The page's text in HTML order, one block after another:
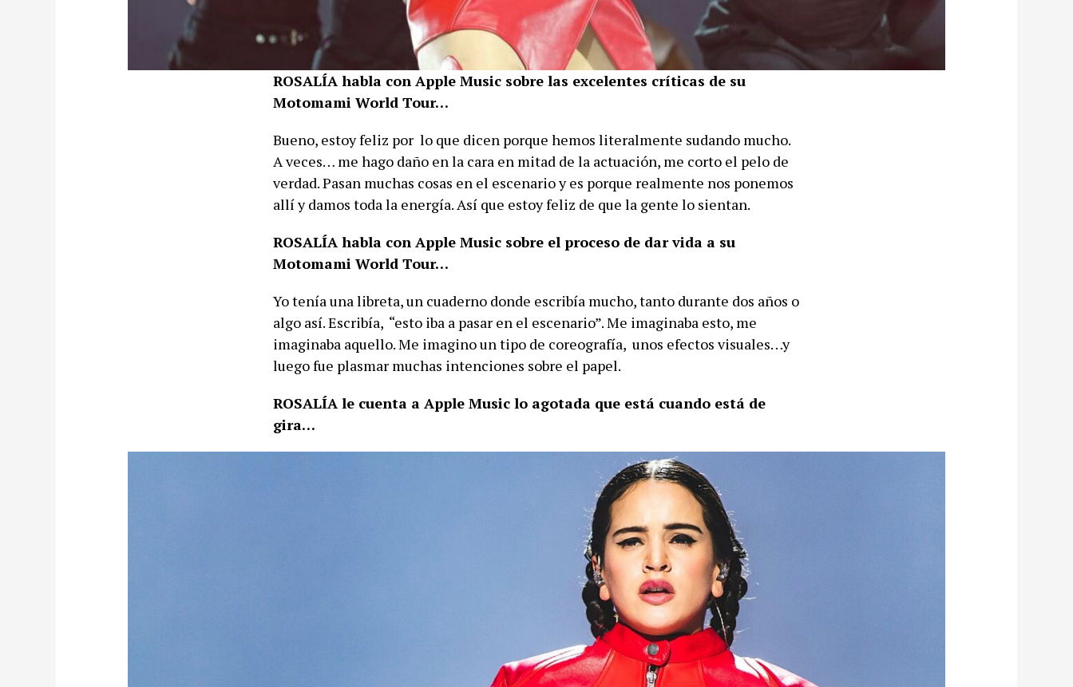
ROSALÍA habla con Apple Music sobre las excelentes críticas de su
Motomami World Tour…
Bueno, estoy feliz por lo que dicen porque hemos literalmente sudando mucho.
A veces… me hago daño en la cara en mitad de la actuación, me corto el pelo de
verdad. Pasan muchas cosas en el escenario y es porque realmente nos ponemos
allí y damos toda la energía. Así que estoy feliz de que la gente lo sientan.
ROSALÍA habla con Apple Music sobre el proceso de dar vida a su
Motomami World Tour…
Yo tenía una libreta, un cuaderno donde escribía mucho, tanto durante dos años o
algo así. Escribía, “esto iba a pasar en el escenario”. Me imaginaba esto, me
imaginaba aquello. Me imagino un tipo de coreografía, unos efectos visuales…y
luego fue plasmar muchas intenciones sobre el papel.
ROSALÍA le cuenta a Apple Music lo agotada que está cuando está de
gira…